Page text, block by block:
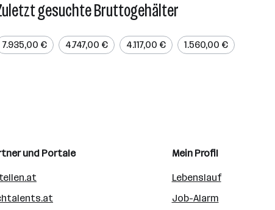
gesuchte Bruttogehälter
7.935,00 € 4.747,00 € 4.117,00 € 1.560,00 €
und Portale Mein Profil
Lebenslauf
Job-Alarm